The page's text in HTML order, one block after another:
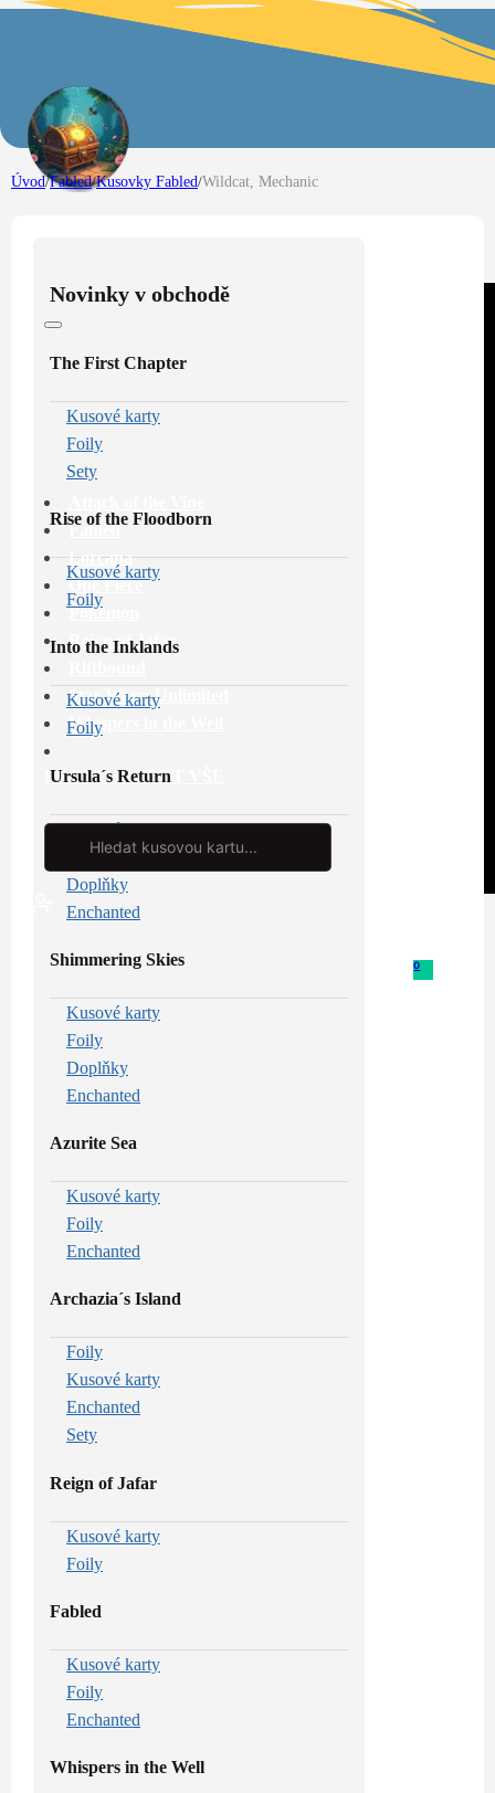
Fabled
Lorcana
One Piece
Pokémon
Reign of Jafar
Star Wars: Unlimited
Whispers in the Well
PROHLÉDNOUT VŠE
Search
0
Úvod/Fabled/Kusovky Fabled/Wildcat, Mechanic
Novinky v obchodě
The First Chapter
Kusové karty
Foily
Sety
Rise of the Floodborn
Kusové karty
Foily
Into the Inklands
Kusové karty
Foily
Ursula´s Return
Kusové karty
Foily
Doplňky
Enchanted
Shimmering Skies
Kusové karty
Foily
Doplňky
Enchanted
Azurite Sea
Kusové karty
Foily
Enchanted
Archazia´s Island
Foily
Kusové karty
Enchanted
Sety
Reign of Jafar
Kusové karty
Foily
Fabled
Kusové karty
Foily
Enchanted
Whispers in the Well